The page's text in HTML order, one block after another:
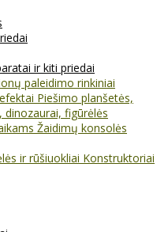
ir kiti priedai
paleidimo rinkiniai
Piešimo planšetės,
dinozaurai, figūrėlės
Žaidimų konsolės
ir rūšiuokliai Konstruktoriai